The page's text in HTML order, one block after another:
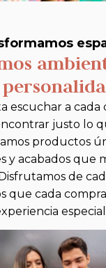
escuchar a cada
justo lo
productos
y acabados que
de
que cada